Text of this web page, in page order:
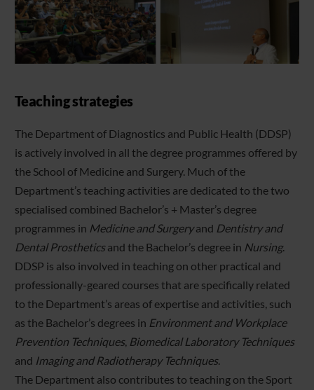
Teaching strategies
The Department of Diagnostics and Public Health (DDSP)
is actively involved in all the degree programmes offered by
the School of Medicine and Surgery. Much of the
Department’s teaching activities are dedicated to the two
specialised combined Bachelor’s + Master’s degree
programmes in Medicine and Surgeryand Dentistry and
Dental Prostheticsand the Bachelor’s degree in Nursing.
DDSP is also involved in teaching on other practical and
professionally-geared courses that are specifically related
to the Department’s areas of expertise and activities, such
as the Bachelor’s degrees in Environment and Workplace
Prevention Techniques, Biomedical Laboratory Techniques
and Imaging and Radiotherapy Techniques.
The Department also contributes to teaching on the Sport